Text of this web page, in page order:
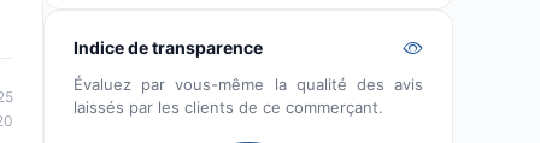
Indice de transparence
Évaluez par vous-même la qualité des avis
laissés par les clients de ce commerçant.